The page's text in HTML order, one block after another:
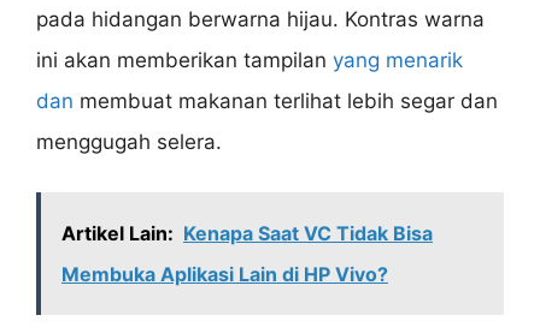
pada hidangan berwarna hijau. Kontras warna
ini akan memberikan tampilan yang menarik
dan membuat makanan terlihat lebih segar dan
menggugah selera.
Artikel Lain: Kenapa Saat VC Tidak Bisa
Membuka Aplikasi Lain di HP Vivo?